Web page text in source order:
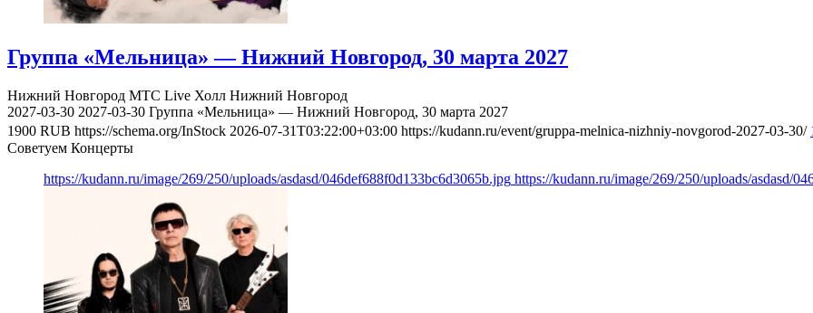
Группа «Мельница» — Нижний Новгород, 30 марта 2027
Нижний Новгород МТС Live Холл Нижний Новгород
2027-03-30 2027-03-30 Группа «Мельница» — Нижний Новгород, 30 марта 2027
1900 RUB https://schema.org/InStock 2026-07-31T03:22:00+03:00 https://kudann.ru/event/gruppa-melnica-nizhniy-novgorod-2027-03-30/
Советуем Концерты
https://kudann.ru/image/269/250/uploads/asdasd/046def688f0d133bc6d3065b.jpg https://kudann.ru/image/269/250/uploads/asdasd/